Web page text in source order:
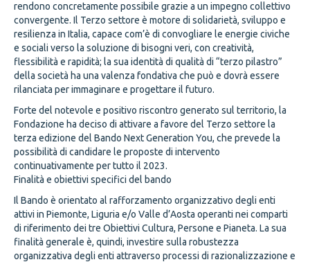
rendono concretamente possibile grazie a un impegno collettivo
convergente. Il Terzo settore è motore di solidarietà, sviluppo e
resilienza in Italia, capace com’è di convogliare le energie civiche
e sociali verso la soluzione di bisogni veri, con creatività,
flessibilità e rapidità; la sua identità di qualità di “terzo pilastro”
della società ha una valenza fondativa che può e dovrà essere
rilanciata per immaginare e progettare il futuro.
Forte del notevole e positivo riscontro generato sul territorio, la
Fondazione ha deciso di attivare a favore del Terzo settore la
terza edizione del Bando Next Generation You, che prevede la
possibilità di candidare le proposte di intervento
continuativamente per tutto il 2023.
Finalità e obiettivi specifici del bando
Il Bando è orientato al rafforzamento organizzativo degli enti
attivi in Piemonte, Liguria e/o Valle d’Aosta operanti nei comparti
di riferimento dei tre Obiettivi Cultura, Persone e Pianeta. La sua
finalità generale è, quindi, investire sulla robustezza
organizzativa degli enti attraverso processi di razionalizzazione e